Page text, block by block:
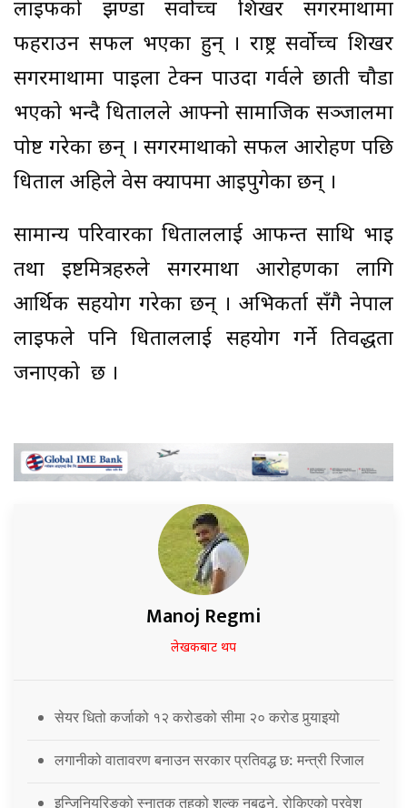
लाइफको झण्डा सर्वोच्च शिखर सगरमाथामा
फहराउन सफल भएका हुन् । राष्ट्र सर्वोच्च शिखर
सगरमाथामा पाइला टेक्न पाउदा गर्वले छाती चौडा
भएको भन्दै धितालले आफ्नो सामाजिक सञ्जालमा
पोष्ट गरेका छन् । सगरमाथाको सफल आरोहण पछि
धिताल अहिले वेस क्यापमा आइपुगेका छन् ।
सामान्य परिवारका धिताललाई आफन्त साथि भाइ
तथा इष्टमित्रहरुले सगरमाथा आरोहणका लागि
आर्थिक सहयोग गरेका छन् । अभिकर्ता सँगै नेपाल
लाइफले पनि धिताललाई सहयोग गर्ने प्रतिवद्धता
जनाएको छ ।
Manoj Regmi
लेखकबाट थप
सेयर धितो कर्जाको १२ करोडको सीमा २० करोड पुर्‍याइयो
लगानीको वातावरण बनाउन सरकार प्रतिवद्ध छ: मन्त्री रिजाल
इन्जिनियरिङको स्नातक तहको शुल्क नबढ्ने, रोकिएको प्रवेश